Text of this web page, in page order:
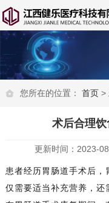
您所在的位置： 首页>
术后合理
更新时间：2023-
患者经历胃肠道手术后
仅需要适当补充营养，还